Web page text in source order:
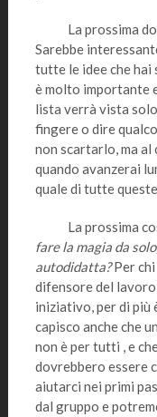
La prossima
Sarebbe
tutte le idee che hai
è molto importante
lista verrà vista solo
fingere o dire
non scartarlo, ma
quando avanzerai
quale di tutte
La prossima
fare la magia da
autodidatta?Per chi
difensore del
iniziativo, per di più
capisco anche che
non è per tutti , e
dovrebbero essere
aiutarci nei primi
dal gruppo e